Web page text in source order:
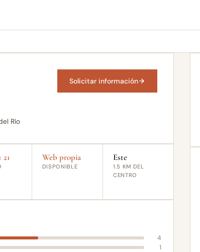
Río
Solicitar información
21 Web propia
DISPONIBLE
Este
1.5 KM DEL
CENTRO
4
1